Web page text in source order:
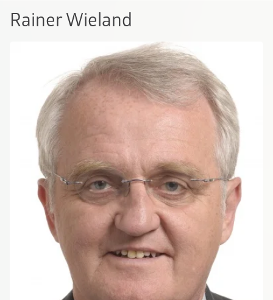
Rainer Wieland